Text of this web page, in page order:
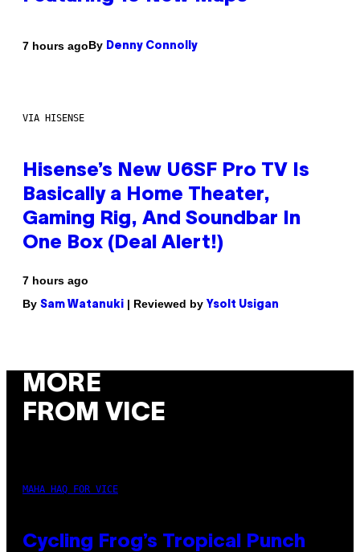
7 hours agoBy Denny Connolly
VIA HISENSE
Hisense’s New U6SF Pro TV Is
Basically a Home Theater,
Gaming Rig, And Soundbar In
One Box (Deal Alert!)
7 hours ago
By Sam Watanuki | Reviewed by Ysolt Usigan
MORE
FROM VICE
MAHA HAQ FOR VICE
Cycling Frog’s Tropical Punch